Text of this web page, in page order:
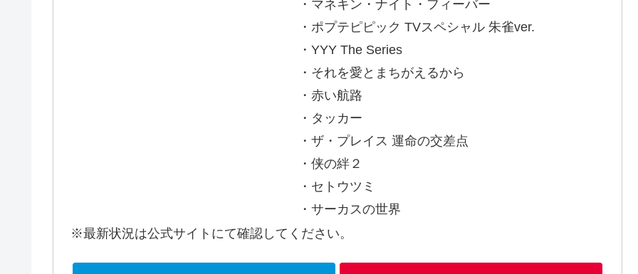
・マネキン・ナイト・フィーバー
・ポプテピピック TVスペシャル 朱雀ver.
・YYY The Series
・それを愛とまちがえるから
・赤い航路
・タッカー
・ザ・プレイス 運命の交差点
・侠の絆２
・セトウツミ
・サーカスの世界
※最新状況は公式サイトにて確認してください。